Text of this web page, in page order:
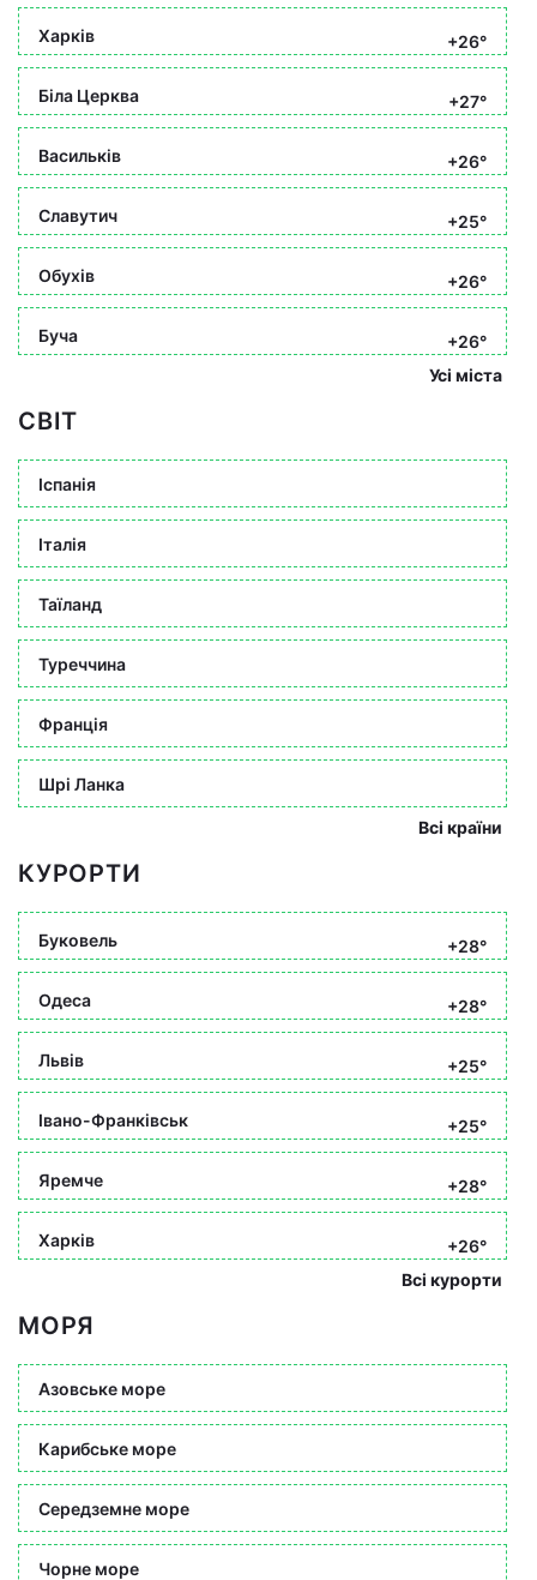
Харків +26°
Біла Церква +27°
Васильків +26°
Славутич +25°
Обухів +26°
Буча
+26°
Усі міста
СВІТ
Іспанія
Італія
Таїланд
Туреччина
Франція
Шрі Ланка
Всі країни
КУРОРТИ
Буковель +28°
Одеса +28°
Львів +25°
Івано-Франківськ +25°
Яремче +28°
Харків
+26°
Всі курорти
МОРЯ
Азовське море
Карибське море
Середземне море
Чорне море